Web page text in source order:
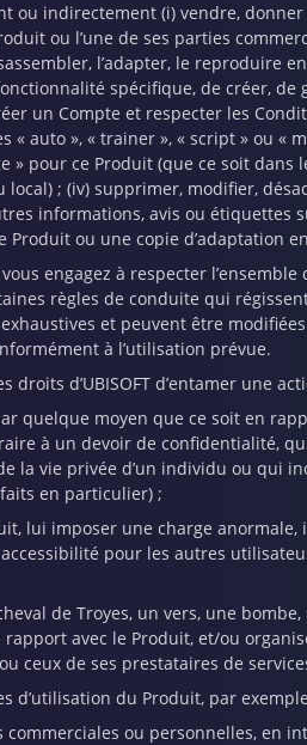
ou indirectement (i) vendre,
ou l’une de ses parties
l’adapter, le reproduire
spécifique, de créer,
un Compte et respecter les
auto », « trainer », « script » ou «
» pour ce Produit (que ce soit dans
; (iv) supprimer, modifier,
informations, avis ou étiquettes
Produit ou une copie d’adaptation
engagez à respecter
règles de conduite qui
et peuvent être
à l’utilisation prévue.
droits d’UBISOFT d’entamer une
quelque moyen que ce soit en
à un devoir de confidentialité,
la vie privée d’un individu ou qui
en particulier) ;
lui imposer une charge
pour les autres
de Troyes, un vers, une
avec le Produit, et/ou
ceux de ses prestataires de
d’utilisation du Produit, par
ou personnelles, en